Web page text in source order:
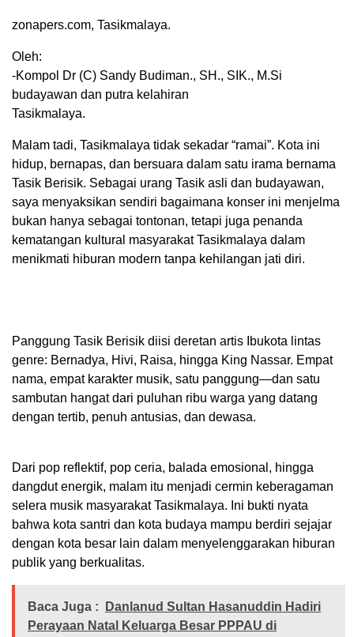
zonapers.com, Tasikmalaya.
Oleh:
-Kompol Dr (C) Sandy Budiman., SH., SIK., M.Si
budayawan dan putra kelahiran
Tasikmalaya.
Malam tadi, Tasikmalaya tidak sekadar “ramai”. Kota ini
hidup, bernapas, dan bersuara dalam satu irama bernama
Tasik Berisik. Sebagai urang Tasik asli dan budayawan,
saya menyaksikan sendiri bagaimana konser ini menjelma
bukan hanya sebagai tontonan, tetapi juga penanda
kematangan kultural masyarakat Tasikmalaya dalam
menikmati hiburan modern tanpa kehilangan jati diri.
Panggung Tasik Berisik diisi deretan artis Ibukota lintas
genre: Bernadya, Hivi, Raisa, hingga King Nassar. Empat
nama, empat karakter musik, satu panggung—dan satu
sambutan hangat dari puluhan ribu warga yang datang
dengan tertib, penuh antusias, dan dewasa.
Dari pop reflektif, pop ceria, balada emosional, hingga
dangdut energik, malam itu menjadi cermin keberagaman
selera musik masyarakat Tasikmalaya. Ini bukti nyata
bahwa kota santri dan kota budaya mampu berdiri sejajar
dengan kota besar lain dalam menyelenggarakan hiburan
publik yang berkualitas.
Baca Juga :
Danlanud Sultan Hasanuddin Hadiri
Perayaan Natal Keluarga Besar PPPAU di